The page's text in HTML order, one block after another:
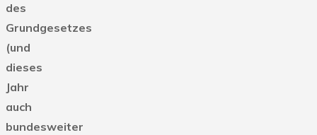
des
Grundgesetzes
(und
dieses
Jahr
auch
bundesweiter